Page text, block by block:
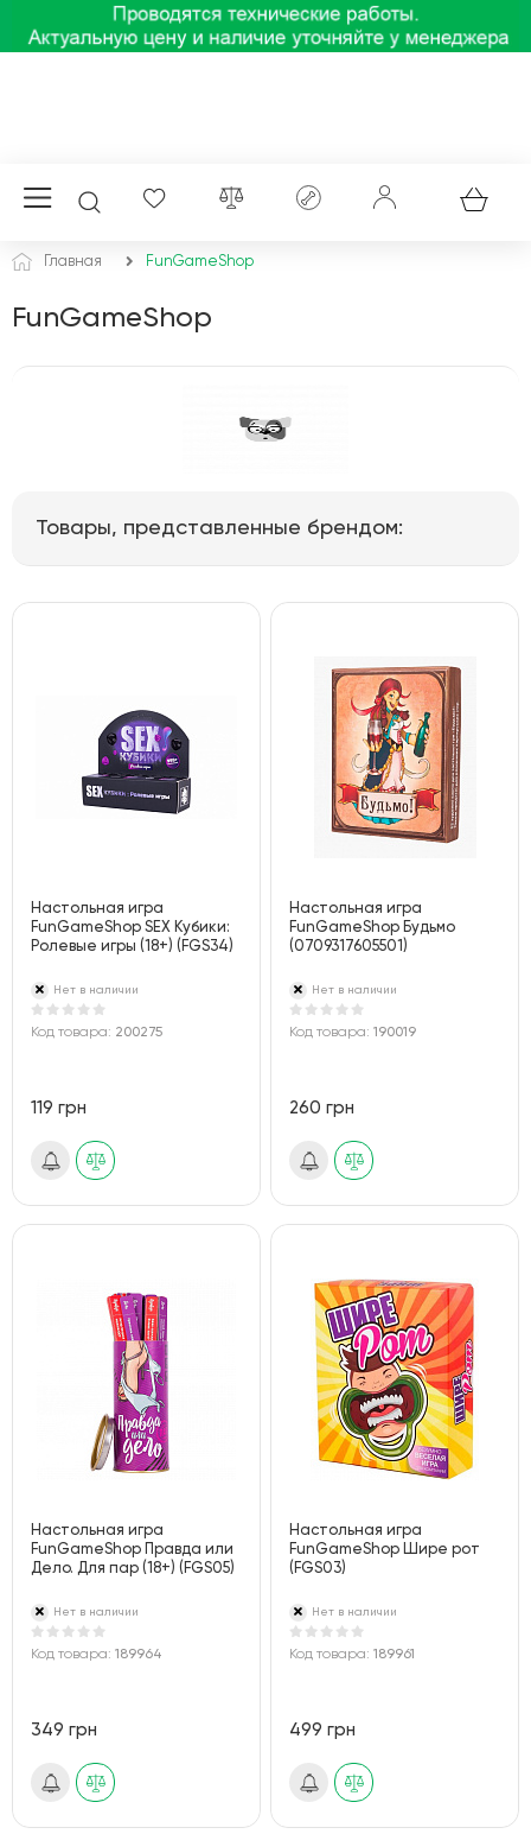
Главная FunGameShop
FunGameShop
Товары, представленные брендом:
Настольная игра
FunGameShop SEX Кубики:
Ролевые игры (18+) (FGS34)
Нет в наличии
Код товара: 200275
119 грн
Настольная игра
FunGameShop Будьмо
(0709317605501)
Нет в наличии
Код товара:190019
260 грн
Настольная игра
FunGameShop Правда или
Дело. Для пар (18+) (FGS05)
Нет в наличии
Код товара: 189964
349 грн
Настольная игра
FunGameShop Шире рот
(FGS03)
Нет в наличии
Код товара:189961
499 грн